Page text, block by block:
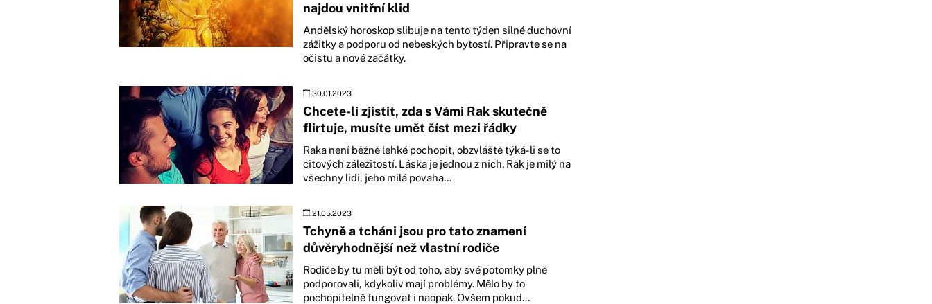
najdou vnitřní klid
Andělský horoskop slibuje na tento týden silné duchovní
zážitky a podporu od nebeských bytostí. Připravte se na
očistu a nové začátky.
30.01.2023
Chcete-li zjistit, zda s Vámi Rak skutečně
flirtuje, musíte umět číst mezi řádky
Raka není běžně lehké pochopit, obzvláště týká-li se to
citových záležitostí. Láska je jednou z nich. Rak je milý na
všechny lidi, jeho milá povaha...
21.05.2023
Tchyně a tcháni jsou pro tato znamení
důvěryhodnější než vlastní rodiče
Rodiče by tu měli být od toho, aby své potomky plně
podporovali, kdykoliv mají problémy. Mělo by to
pochopitelně fungovat i naopak. Ovšem pokud...